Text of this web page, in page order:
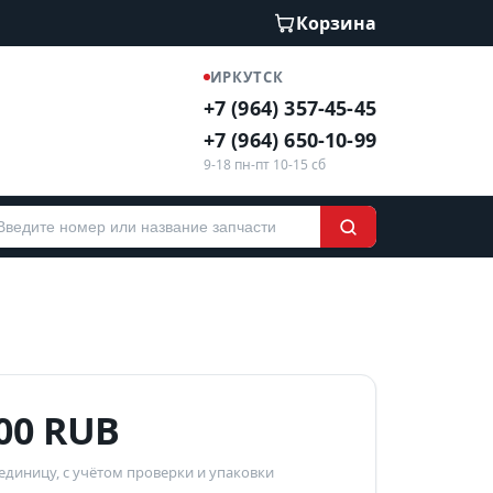
Корзина
ИРКУТСК
+7 (964) 357-45-45
+7 (964) 650-10-99
9-18 пн-пт 10-15 сб
RUB
с учётом проверки и упаковки